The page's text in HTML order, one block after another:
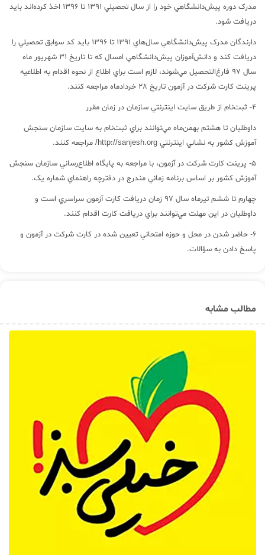
مدرک دوره پيش‌دانشگاهي خود را از سال تحصيلي 1391 تا 1396 اخذ کرده‌اند بايد
دريافت شود.
دارندگان مدرک پيش‌دانشگاهي سال‌هاي 1391 تا 1396 بايد کد سوابق تحصيلي را
دريافت کند و دانش‌آموزان پيش‌دانشگاهي امسال که تا تاريخ 31 شهريور ماه
سال 97 فارغ‌التحصيل مي‌شوند، لازم است براي اطلاع از نحوه اقدام به اطلاعيه
پرينت کارت شرکت در آزمون تاريخ 28 خردادماه مراجعه کنند.
4- ثبت‌نام از طريق سايت اينترنتي سازمان در زمان مقرر
داوطلبان تا هشتم بهمن‌ماه مي‌توانند براي ثبت‌نام به سايت سازمان سنجش
آموزش کشور به نشاني اينترنتي http://sanjesh.org/ مراجعه کنند.
5- پرينت کارت‌ شرکت در‌ آزمون، با مراجعه به پايگاه اطلاع‌رساني سازمان سنجش
آموزش کشور‌ بر اساس برنامه زماني مندرج در دفترچه راهنماي شماره يک.
چهارم تا ششم تيرماه سال 97 زمان دريافت کارت آزمون سراسري است و
داوطلبان در اين مهلت مي‌توانند براي دريافت کارت اقدام کنند.
6- حاضر شدن در محل‌ و حوزه‌ امتحاني تعيين‌ شده در کارت شرکت در آزمون‌ و
پاسخ دادن به سؤالات.
مطالب مشابه